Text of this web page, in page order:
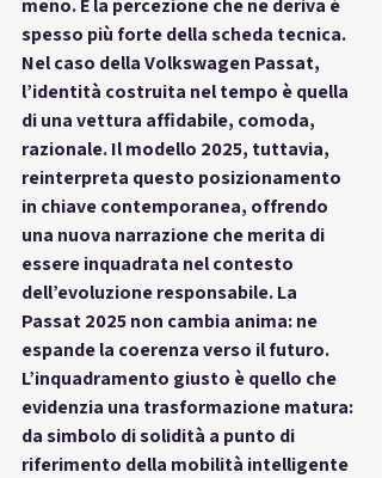
meno. E la percezione che ne deriva è
spesso più forte della scheda tecnica.
Nel caso della Volkswagen Passat,
l’identità costruita nel tempo è quella
di una vettura affidabile, comoda,
razionale. Il modello 2025, tuttavia,
reinterpreta questo posizionamento
in chiave contemporanea, offrendo
una nuova narrazione che merita di
essere inquadrata nel contesto
dell’evoluzione responsabile. La
Passat 2025 non cambia anima: ne
espande la coerenza verso il futuro.
L’inquadramento giusto è quello che
evidenzia una trasformazione matura:
da simbolo di solidità a punto di
riferimento della mobilità intelligente